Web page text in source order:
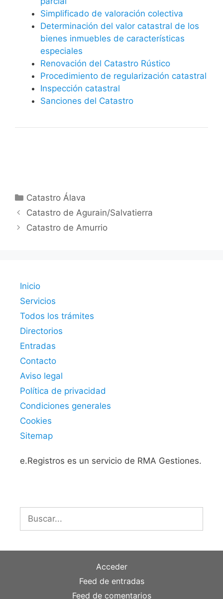
Simplificado de valoración colectiva
Determinación del valor catastral de los
bienes inmuebles de características
especiales
Renovación del Catastro Rústico
Procedimiento de regularización catastral
Inspección catastral
Sanciones del Catastro
Categorías
Catastro Álava
Catastro de Agurain/Salvatierra
Catastro de Amurrio
Inicio
Servicios
Todos los trámites
Directorios
Entradas
Contacto
Aviso legal
Política de privacidad
Condiciones generales
Cookies
Sitemap
e.Registros es un servicio de RMA Gestiones.
Acceder
Feed de entradas
Feed de comentarios